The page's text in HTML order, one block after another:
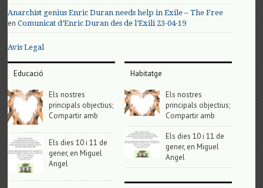
Anarchist genius Enric Duran needs help in Exile – The Free
enComunicat d’Enric Duran des de l’Exili 23-04-19
Avis Legal
Educació
Els nostres
principals objectius;
Compartir amb
Els dies 10 i 11 de
gener, en Miguel
Angel
Habitatge
Els nostres
principals objectius;
Compartir amb
Els dies 10 i 11 de
gener, en Miguel
Angel